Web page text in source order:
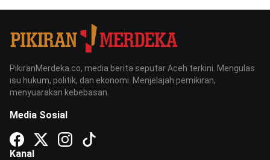
PikiranMerdeka.co, media berita seputar Aceh terkini. Mengulas
isu hukum, politik, dan ekonomi. Menjelajah pemikiran,
menyuarakan kebebasan.
Media Sosial
Kanal